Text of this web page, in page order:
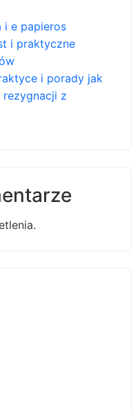
i e papieros
i praktyczne
i porady jak
z